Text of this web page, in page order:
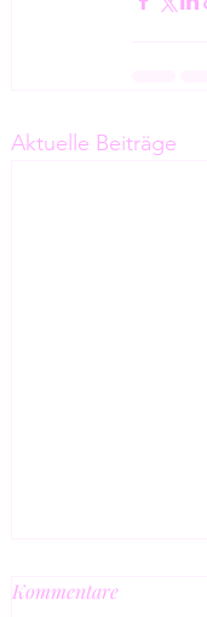
Aktuelle Beiträge
Kommentare